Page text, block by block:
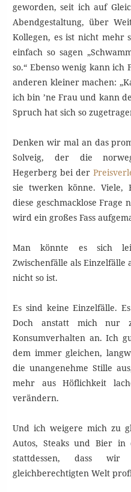
geworden, seit ich auf
Abendgestaltung, über
Kollegen, es ist nicht mehr
einfach so sagen
so.“ Ebenso wenig kann
anderen kleiner machen:
ich bin ’ne Frau und kann
Spruch hat sich so
Denken wir mal an das
Solveig, der die
Hegerberg bei der
sie twerken könne. Viele,
diese geschmacklose Frage
wird ein großes Fass
Man könnte es sich
Zwischenfälle als Einzelfälle
nicht so ist.
Es sind keine Einzelfälle.
Doch anstatt mich nur
Konsumverhalten an. Ich
dem immer gleichen,
die unangenehme Stille
mehr aus Höflichkeit
verändern.
Und ich weigere mich zu
Autos, Steaks und Bier
stattdessen, dass
gleichberechtigten Welt